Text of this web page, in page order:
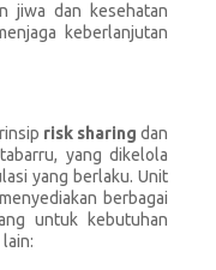
jiwa dan kesehatan
keberlanjutan
risk sharing dan
yang dikelola
yang berlaku. Unit
berbagai
untuk kebutuhan